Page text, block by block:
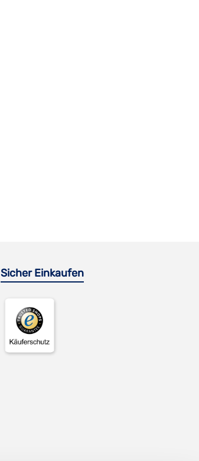
Sicher Einkaufen